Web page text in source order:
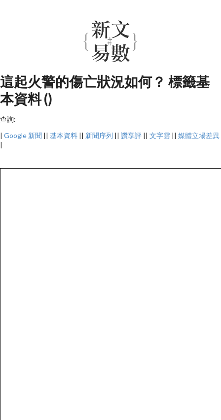
這起火警的傷亡狀況如何？ 標籤基
本資料 ()
查詢:
| Google 新聞 || 基本資料 || 新聞序列 || 讚享評 || 文字雲 || 媒體立場差異
|